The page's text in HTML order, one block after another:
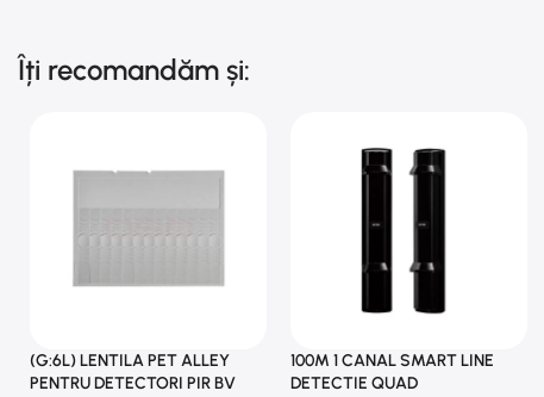
Îți recomandăm și:
(G:6L) LENTILA PET ALLEY
PENTRU DETECTORI PIR BV
100M 1 CANAL SMART LINE
DETECTIE QUAD